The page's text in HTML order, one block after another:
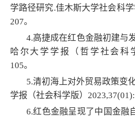
学路径研究.佳木斯大学社会科
207。
4.高捷成在红色金融初建与
哈尔大学学报（哲学社会科
105。
5.清初海上对外贸易政策变
学报（社会科学版）
6.红色金融呈现了中国金融